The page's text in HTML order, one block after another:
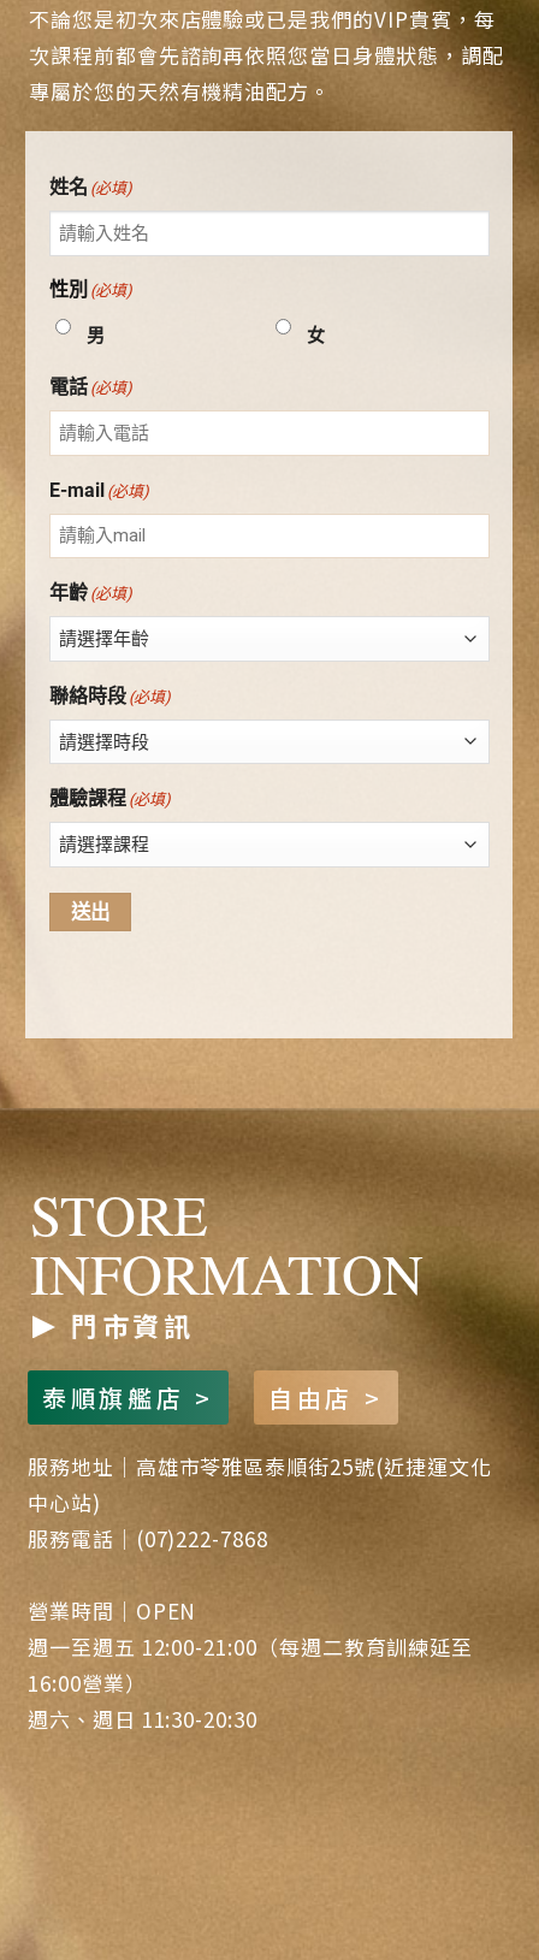
不論您是初次來店體驗或已是我們的VIP貴賓，每
次課程前都會先諮詢再依照您當日身體狀態，調配
專屬於您的天然有機精油配方。
姓名 (必填)
性別 (必填)
男 女
電話 (必填)
E-mail (必填)
年齡 (必填)
聯絡時段 (必填)
體驗課程 (必填)
泰順旗艦店 >
STORE
INFORMATION
門市資訊
自由店 >
服務地址｜高雄市苓雅區泰順街25號(近捷運文化
中心站)
服務電話｜(07)222-7868
營業時間｜OPEN
週一至週五 12:00-21:00（每週二教育訓練延至
16:00營業）
週六、週日 11:30-20:30